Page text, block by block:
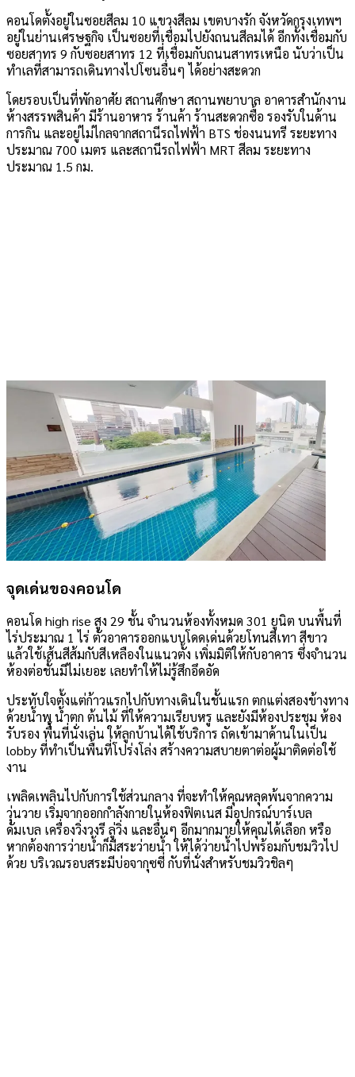
คอนโดตั้งอยู่ในซอยสีลม 10 แขวงสีลม เขตบางรัก จังหวัดกรุงเทพฯ
อยู่ในย่านเศรษฐกิจ เป็นซอยที่เชื่อมไปยังถนนสีลมได้ อีกทั้งเชื่อมกับ
ซอยสาทร 9 กับซอยสาทร 12 ที่เชื่อมกับถนนสาทรเหนือ นับว่าเป็น
ทำเลที่สามารถเดินทางไปโซนอื่นๆ ได้อย่างสะดวก
โดยรอบเป็นที่พักอาศัย สถานศึกษา สถานพยาบาล อาคารสำนักงาน
ห้างสรรพสินค้า มีร้านอาหาร ร้านค้า ร้านสะดวกซื้อ รองรับในด้าน
การกิน และอยู่ไม่ไกลจากสถานีรถไฟฟ้า BTS ช่องนนทรี ระยะทาง
ประมาณ 700 เมตร และสถานีรถไฟฟ้า MRT สีลม ระยะทาง
ประมาณ 1.5 กม.
จุดเด่นของคอนโด
คอนโด high rise สูง 29 ชั้น จำนวนห้องทั้งหมด 301 ยูนิต บนพื้นที่
ไร่ประมาณ 1 ไร่ ตัวอาคารออกแบบโดดเด่นด้วยโทนสีเทา สีขาว
แล้วใช้เส้นสีส้มกับสีเหลืองในแนวตั้ง เพิ่มมิติให้กับอาคาร ซึ่งจำนวน
ห้องต่อชั้นมีไม่เยอะ เลยทำให้ไม่รู้สึกอึดอัด
ประทับใจตั้งแต่ก้าวแรกไปกับทางเดินในชั้นแรก ตกแต่งสองข้างทาง
ด้วยน้ำพุ น้ำตก ต้นไม้ ที่ให้ความเรียบหรู และยังมีห้องประชุม ห้อง
รับรอง พื้นที่นั่งเล่น ให้ลูกบ้านได้ใช้บริการ ถัดเข้ามาด้านในเป็น
lobby ที่ทำเป็นพื้นที่โปร่งโล่ง สร้างความสบายตาต่อผู้มาติดต่อใช้
งาน
เพลิดเพลินไปกับการใช้ส่วนกลาง ที่จะทำให้คุณหลุดพ้นจากความ
วุ่นวาย เริ่มจากออกกำลังกายในห้องฟิตเนส มีอุปกรณ์บาร์เบล
ดัมเบล เครื่องวิ่งวงรี ลู่วิ่ง และอื่นๆ อีกมากมายให้คุณได้เลือก หรือ
หากต้องการว่ายน้ำก็มีสระว่ายน้ำ ให้ได้ว่ายน้ำไปพร้อมกับชมวิวไป
ด้วย บริเวณรอบสระมีบ่อจากุซซี่ กับที่นั่งสำหรับชมวิวชิลๆ